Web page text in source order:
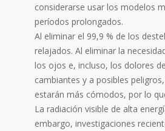
considerarse usar los modelos
períodos prolongados.
Al eliminar el 99,9 % de los
relajados. Al eliminar la
los ojos e, incluso, los dolores
cambiantes y a posibles
estarán más cómodos, por lo
La radiación visible de alta
embargo, investigaciones